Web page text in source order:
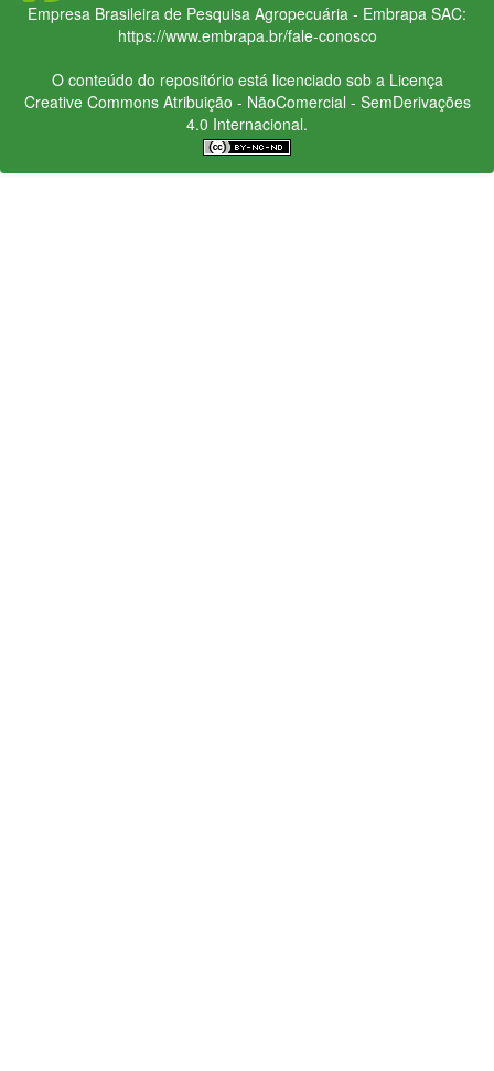
Empresa Brasileira de Pesquisa Agropecuária - Embrapa SAC:
https://www.embrapa.br/fale-conosco
O conteúdo do repositório está licenciado sob a Licença
Creative CommonsAtribuição - NãoComercial - SemDerivações
4.0 Internacional.